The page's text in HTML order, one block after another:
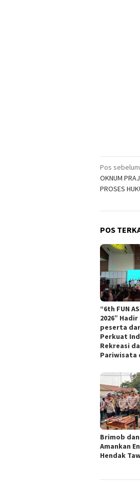
pos
Pos
OKNUM
PROSES
POS
“6th FUN
2026”
peserta
Perkuat
Rekreasi
Pariwisata
Brimob
Amankan
Hendak